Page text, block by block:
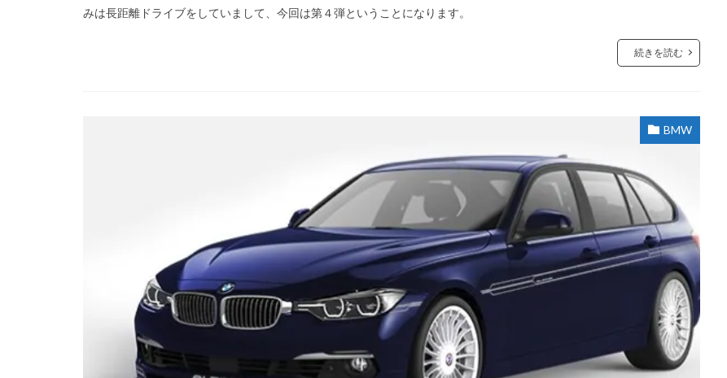
みは長距離ドライブをしていまして、今回は第４弾ということになります。
続きを読む
BMW